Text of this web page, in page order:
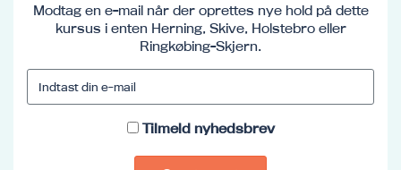
Modtag en e-mail når der oprettes nye hold på dette
kursus i enten Herning, Skive, Holstebro eller
Ringkøbing-Skjern.
Tilmeld nyhedsbrev